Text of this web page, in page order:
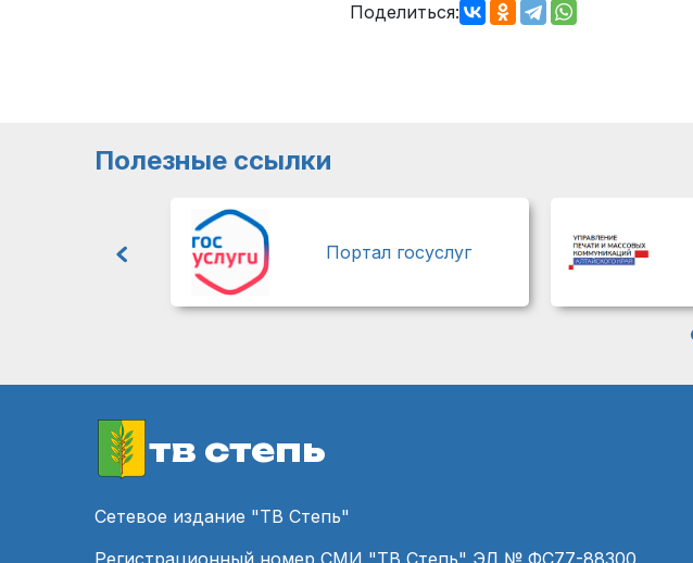
Поделиться:
Полезные ссылки
Портал госуслуг
тв степь
Сетевое издание "ТВ Степь"